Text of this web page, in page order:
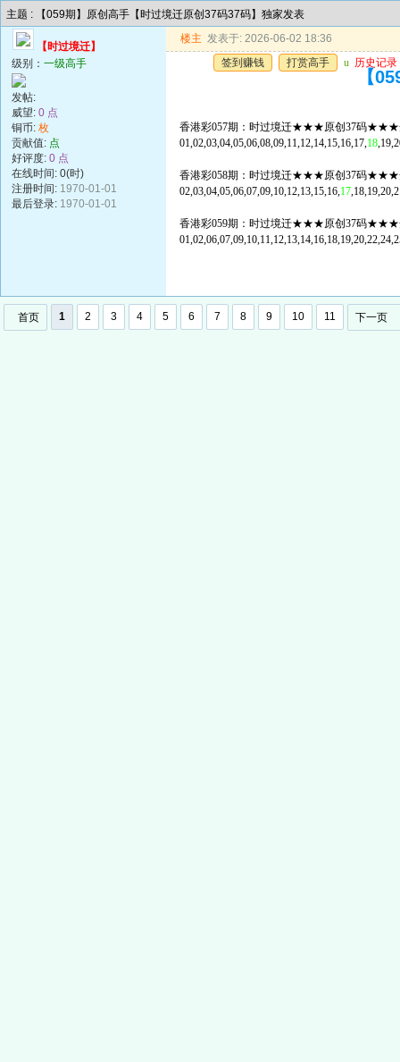
主题 : 【059期】原创高手【时过境迁原创37码37码】独家发表
【时过境迁】
级别： 一级高手
发帖:
威望: 0 点
铜币: 枚
贡献值: 点
好评度: 0 点
在线时间: 0(时)
注册时间: 1970-01-01
最后登录: 1970-01-01
楼主 发表于: 2026-06-02 18:36
签到赚钱
打赏高手 u 历史记录
【
香港彩057期：时过境迁★★★原创37码★★★
01,02,03,04,05,06,08,09,11,12,14,15,16,17,18
香港彩058期：时过境迁★★★原创37码★★★
02,03,04,05,06,07,09,10,12,13,15,16,17
香港彩059期：时过境迁★★★原创37码★★★
首页 1 2 3 4 5 6 7 8 9 10 11 下一页